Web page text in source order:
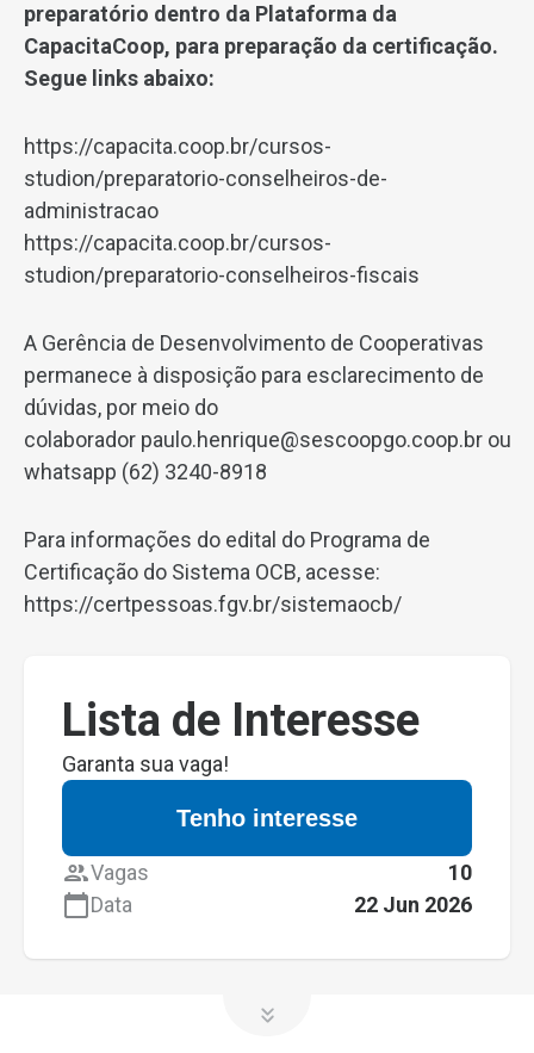
preparatório dentro da Plataforma da
CapacitaCoop, para preparação da certificação.
Segue links abaixo:
https://capacita.coop.br/cursos-
studion/preparatorio-conselheiros-de-
administracao
https://capacita.coop.br/cursos-
studion/preparatorio-conselheiros-fiscais
A Gerência de Desenvolvimento de Cooperativas
permanece à disposição para esclarecimento de
dúvidas, por meio do
colaborador paulo.henrique@sescoopgo.coop.br ou
whatsapp (62) 3240-8918
Para informações do edital do Programa de
Certificação do Sistema OCB, acesse:
https://certpessoas.fgv.br/sistemaocb/
Lista de Interesse
Garanta sua vaga!
Tenho interesse
Vagas
10
Data
22 Jun 2026